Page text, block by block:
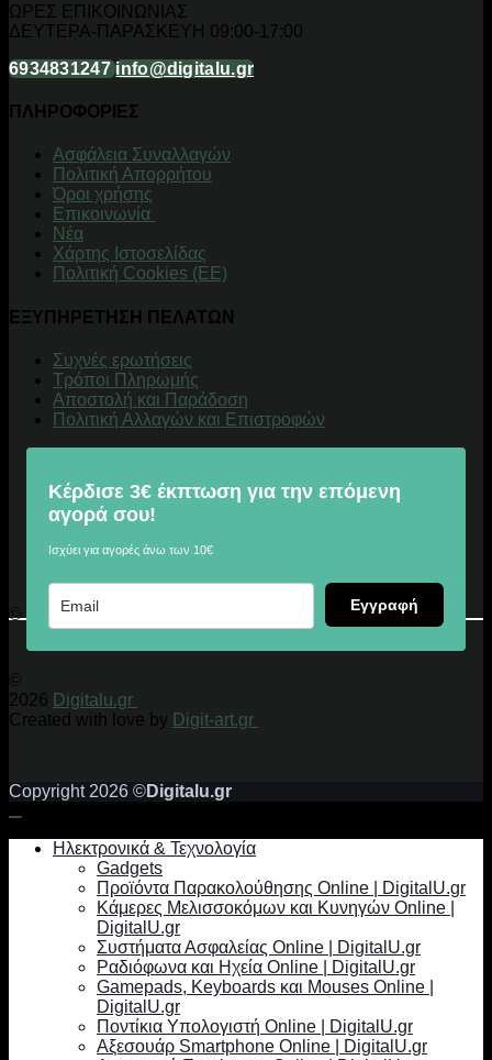
ΩΡΕΣ ΕΠΙΚΟΙΝΩΝΙΑΣ
ΔΕΥΤΕΡΑ-ΠΑΡΑΣΚΕΥΗ 09:00-17:00
6934831247 info@digitalu.gr
ΠΛΗΡΟΦΟΡΙΕΣ
Aσφάλεια Συναλλαγών
Πολιτική Απορρήτου
Όροι χρήσης
Επικοινωνία
Νέα
Χάρτης Ιστοσελίδας
Πολιτική Cookies (ΕΕ)
ΕΞΥΠΗΡΕΤΗΣΗ ΠΕΛΑΤΩΝ
Συχνές ερωτήσεις
Τρόποι Πληρωμής
Αποστολή και Παράδοση
Πολιτική Αλλαγών και Επιστροφών
Κέρδισε 3€ έκπτωση για την επόμενη
αγορά σου!
Ισχύει για αγορές άνω των 10€
Εγγραφή
© 2026 Digitalu.gr
©
2026 Digitalu.gr
Created with love by Digit-art.gr
Copyright 2026 ©Digitalu.gr
Ηλεκτρονικά & Τεχνολογία
Gadgets
Προϊόντα Παρακολούθησης Online | DigitalU.gr
Κάμερες Μελισσοκόμων και Κυνηγών Online |
DigitalU.gr
Συστήματα Ασφαλείας Online | DigitalU.gr
Ραδιόφωνα και Ηχεία Online | DigitalU.gr
Gamepads, Keyboards και Mouses Online |
DigitalU.gr
Ποντίκια Υπολογιστή Online | DigitalU.gr
Αξεσουάρ Smartphone Online | DigitalU.gr